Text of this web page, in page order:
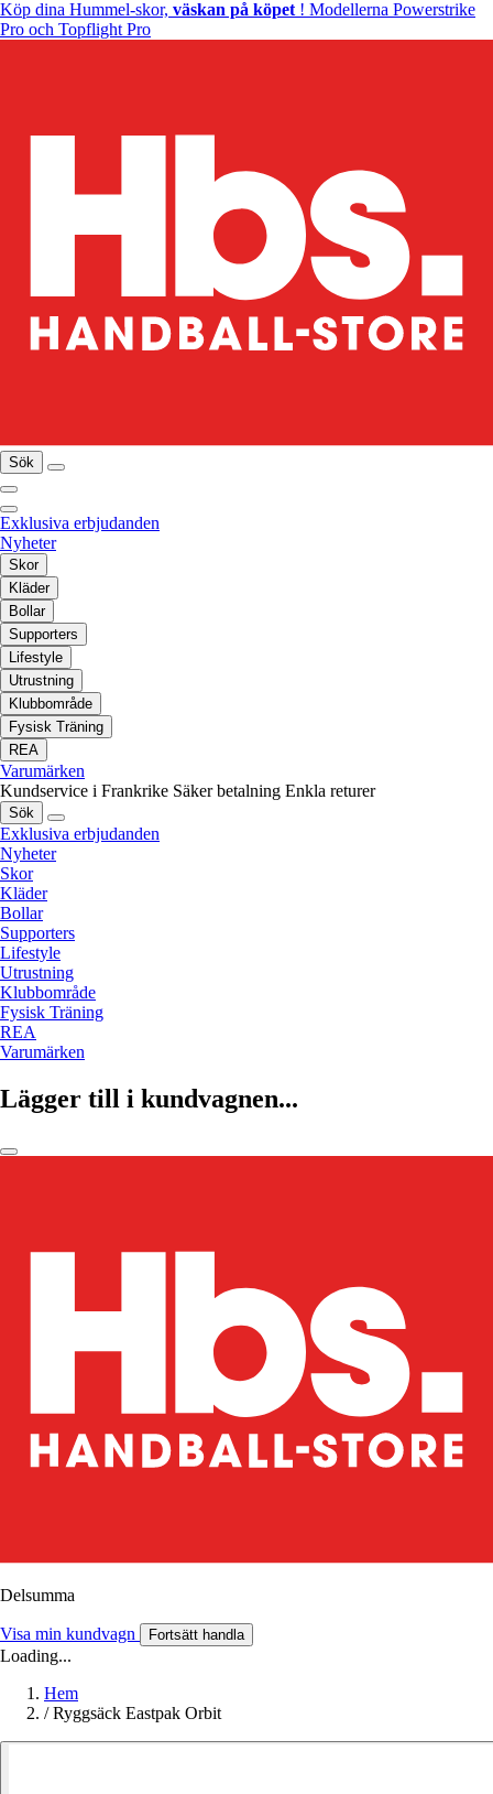
Köp dina Hummel-skor, väskan på köpet ! Modellerna Powerstrike
Pro och Topflight Pro
Sök
Exklusiva erbjudanden
Nyheter
Skor
Kläder
Bollar
Supporters
Lifestyle
Utrustning
Klubbområde
Fysisk Träning
REA
Varumärken
Kundservice i Frankrike Säker betalning Enkla returer
Sök
Exklusiva erbjudanden
Nyheter
Skor
Kläder
Bollar
Supporters
Lifestyle
Utrustning
Klubbområde
Fysisk Träning
REA
Varumärken
Lägger till i kundvagnen...
Delsumma
Visa min kundvagn Fortsätt handla
Loading...
Hem
/ Ryggsäck Eastpak Orbit